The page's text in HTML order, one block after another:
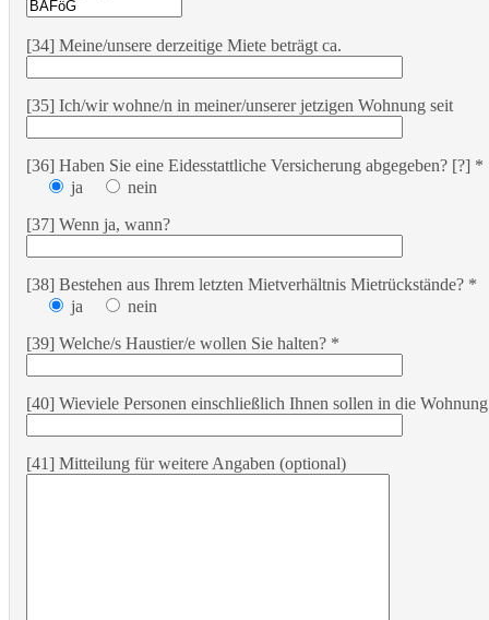
[34] Meine/unsere derzeitige Miete beträgt ca.
[35] Ich/wir wohne/n in meiner/unserer jetzigen Wohnung seit
[36] Haben Sie eine Eidesstattliche Versicherung abgegeben? [?] *
ja
nein
[37] Wenn ja, wann?
[38] Bestehen aus Ihrem letzten Mietverhältnis Mietrückstände? *
ja
nein
[39] Welche/s Haustier/e wollen Sie halten? *
[40] Wieviele Personen einschließlich Ihnen sollen in die
[41] Mitteilung für weitere Angaben (optional)